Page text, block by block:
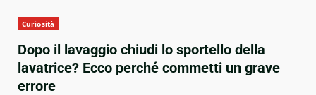
Curiosità
Dopo il lavaggio chiudi lo sportello della
lavatrice? Ecco perché commetti un grave
errore